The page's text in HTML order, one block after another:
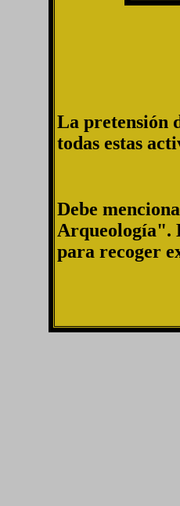
La pretensión
todas estas
Debe
Arqueología".
para recoger